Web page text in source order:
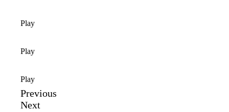
Play
Play
Play
Previous
Next